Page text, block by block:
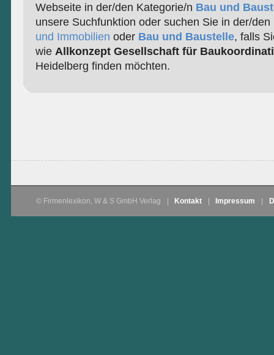
Webseite in der/den Kategorie/n Bau und
unsere Suchfunktion oder suchen Sie in der/
und Immobilien oder Bau und Baustelle, falls
wie Allkonzept Gesellschaft für
Heidelberg finden möchten.
© Firmenlexikon, W & S GmbH Verlag Kontakt Impressum